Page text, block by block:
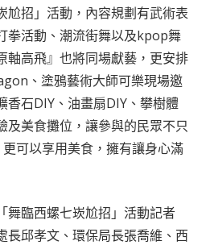
尬招」活動，內容規劃有武術表
拳活動、潮流街舞以及kpop舞
軸高飛』也將同場獻藝，更安排
、塗鴉藝術大師可樂現場邀
香石DIY、油畫扇DIY、攀樹體
及美食攤位，讓參與的民眾不只
可以享用美食，擁有讓身心滿
舞臨西螺七崁尬招」活動記者
長邱孝文、環保局長張喬維、西